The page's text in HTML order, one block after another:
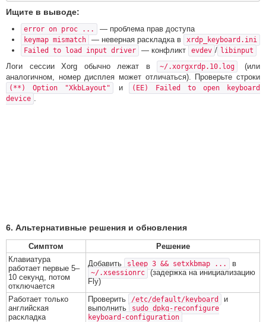
Ищите в выводе:
error on proc ... — проблема прав доступа
keymap mismatch — неверная раскладка в
xrdp_keyboard.ini
Failed to load input driver
— конфликт evdev / libinput
Логи сессии Xorg обычно лежат в ~/.xorgxrdp.10.log
(или
аналогичном, номер дисплея может отличаться). Проверьте строки
(**) Option "XkbLayout" и
(EE) Failed to open keyboard
device .
6. Альтернативные решения и обновления
Симптом
Решение
Клавиатура
работает первые 5–
10 секунд, потом
отключается
Добавить sleep 3 && setxkbmap ... в
~/.xsessionrc (задержка на инициализацию
Fly)
Работает только
английская
раскладка
Проверить /etc/default/keyboard
и
выполнить
sudo dpkg-reconfigure
keyboard-configuration